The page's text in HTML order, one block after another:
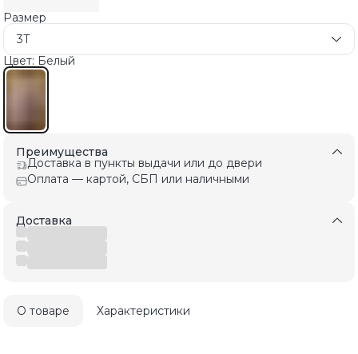
Размер
3T
Цвет: Белый
Преимущества
Доставка в пункты выдачи или до двери
Оплата — картой, СБП или наличными
Доставка
О товаре Характеристики